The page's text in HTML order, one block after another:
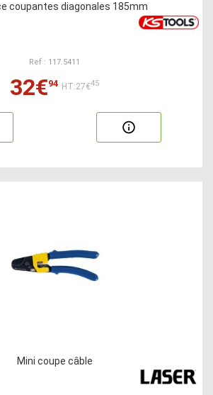
coupantes diagonales 185mm
Ref : 117.5411
32€94 HT:27€45
Mini coupe câble